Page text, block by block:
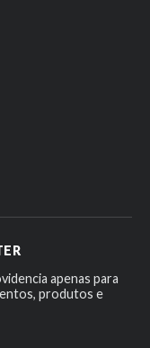
apenas para
produtos e